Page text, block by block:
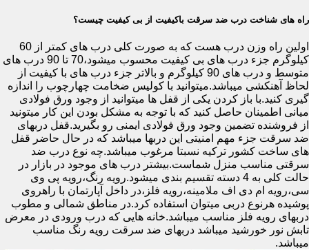
راه های شناخت درب ضد سرقت باکیفیت از بی کیفیت چیست؟
اولین راه وزن درب هست که به صورت کلی درب های کمتر از 60
کیلوگرم جزء درب های بی کیفیت محسوب میشود،70 تا 90 درب های
متوسط و درب های 90 کیلوگرم و بالاتر جزء درب های با کیفیت از
لحاظ آهنکشی میباشد.میتوانید با کولیس ضخامت چهارچوب را اندازه
گیری کنید.با باز کردن یکی از قفل ها میتوانید از وجود ورق فولادی
میانی اطمینان حاصل کنید که با توجه به مشکل بودن این کار میتونید
از فروشنده تضمین وجود ورق فولادی ایمنی رو بگیرید.قفل دربهای
ضد سرقت جزء مهم امنیتی این دربها میباشد که در حال حاضر قفل
های ساخت کشور ترکیه نسبتا مرغوب میباشد.چه نوع درب ضد
سرقتی مناسب منزل شماست.بیشتر درب های موجود در بازار در
حالت کلی به 4 دسته تقسیم بندی میشود.رویه رنگ،رویه پی وی
سی،رویه ام دی اف ملامینه،رویه فلز،در داخل آپارتمان با راهروی
پوشیده هرنوع دربی میتوان استفاده کرد.در مناطق شمالی و مطوب
دربهای رویه فلز مناسب میباشد.خانه هایی که درب ورودی در معرض
تابش نور خورشید میباشد دربهای ضد سرقت رویه رنگ مناسب
میباشد.